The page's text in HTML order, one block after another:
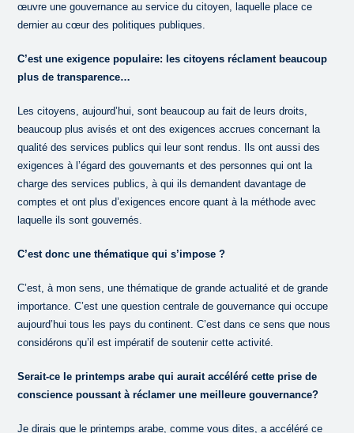
œuvre une gouvernance au service du citoyen, laquelle place ce
dernier au cœur des politiques publiques.
C’est une exigence populaire: les citoyens réclament beaucoup
plus de transparence…
Les citoyens, aujourd’hui, sont beaucoup au fait de leurs droits,
beaucoup plus avisés et ont des exigences accrues concernant la
qualité des services publics qui leur sont rendus. Ils ont aussi des
exigences à l’égard des gouvernants et des personnes qui ont la
charge des services publics, à qui ils demandent davantage de
comptes et ont plus d’exigences encore quant à la méthode avec
laquelle ils sont gouvernés.
C’est donc une thématique qui s’impose ?
C’est, à mon sens, une thématique de grande actualité et de grande
importance. C’est une question centrale de gouvernance qui occupe
aujourd’hui tous les pays du continent. C’est dans ce sens que nous
considérons qu’il est impératif de soutenir cette activité.
Serait-ce le printemps arabe qui aurait accéléré cette prise de
conscience poussant à réclamer une meilleure gouvernance?
Je dirais que le printemps arabe, comme vous dites, a accéléré ce